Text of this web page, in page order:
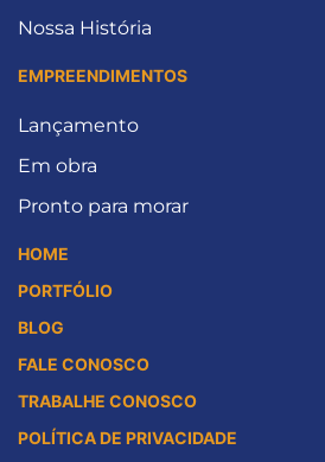
Nossa História
EMPREENDIMENTOS
Lançamento
Em obra
Pronto para morar
HOME
PORTFÓLIO
BLOG
FALE CONOSCO
TRABALHE CONOSCO
POLÍTICA DE PRIVACIDADE